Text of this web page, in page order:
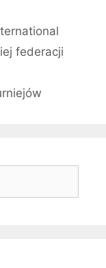
federacji